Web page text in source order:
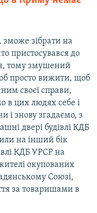
зібрати на
пристосувався до
тому змушений
просто вижити, щоб
своєї справи,
в цих людях себе і
і знову згадаємо, з
двері будівлі КДБ
на інший бік
КДБ УРСР на
окупованих
Союзі,
за товаришами в